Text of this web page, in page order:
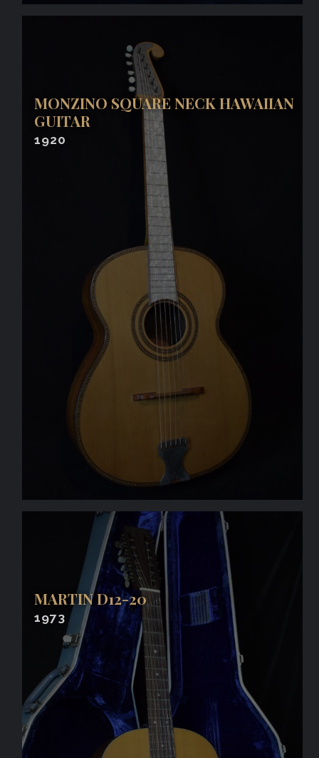
MONZINO SQUARE NECK HAWAIIAN
GUITAR
1920
MARTIN D12-20
1973